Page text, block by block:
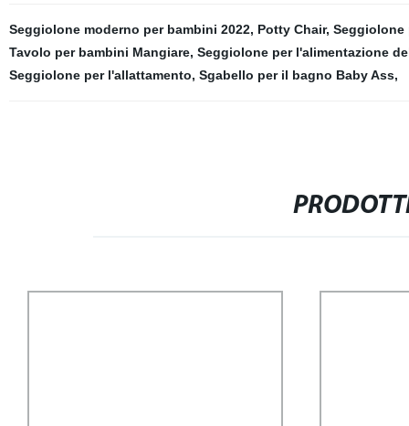
Seggiolone moderno per bambini 2022, Potty Chair, Seggiolone
Tavolo per bambini Mangiare, Seggiolone per l'alimentazione
Seggiolone per l'allattamento, Sgabello per il bagno Baby Ass,